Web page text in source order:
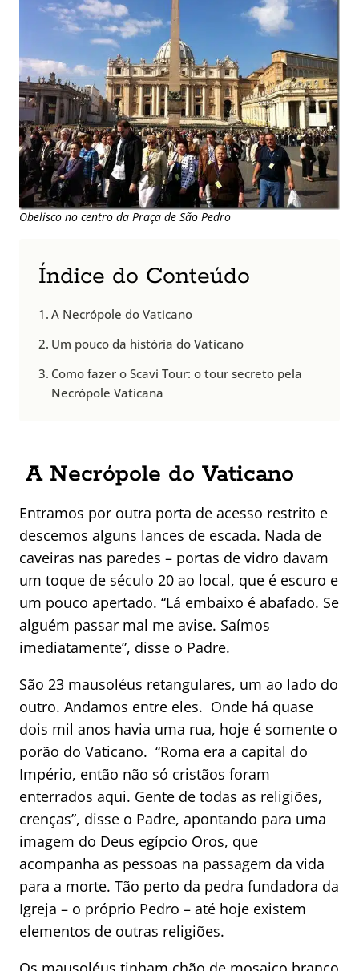
Obelisco no centro da Praça de São Pedro
Índice do Conteúdo
A Necrópole do Vaticano
Um pouco da história do Vaticano
Como fazer o Scavi Tour: o tour secreto pela
Necrópole Vaticana
A Necrópole do Vaticano
Entramos por outra porta de acesso restrito e
descemos alguns lances de escada. Nada de
caveiras nas paredes – portas de vidro davam
um toque de século 20 ao local, que é escuro e
um pouco apertado. “Lá embaixo é abafado. Se
alguém passar mal me avise. Saímos
imediatamente”, disse o Padre.
São 23 mausoléus retangulares, um ao lado do
outro. Andamos entre eles. Onde há quase
dois mil anos havia uma rua, hoje é somente o
porão do Vaticano. “Roma era a capital do
Império, então não só cristãos foram
enterrados aqui. Gente de todas as religiões,
crenças”, disse o Padre, apontando para uma
imagem do Deus egípcio Oros, que
acompanha as pessoas na passagem da vida
para a morte. Tão perto da pedra fundadora da
Igreja – o próprio Pedro – até hoje existem
elementos de outras religiões.